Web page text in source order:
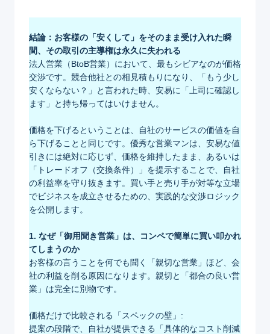
結論：お客様の「安くして」をそのまま受け入れた瞬
間、その取引の主導権は永久に失われる
法人営業（BtoB営業）において、最もシビアなのが価格
交渉です。競合他社との相見積もりになり、「もう少し
安くならない？」と言われた時、安易に「上司に確認し
ます」と持ち帰ってはいけません。
価格を下げるということは、自社のサービスの価値を自
ら下げることと同じです。優秀な営業マンは、安易な値
引きには絶対に応じず、価格を維持したまま、あるいは
「トレードオフ（交換条件）」を提示することで、自社
の利益率を守り抜きます。買い手と売り手が対等な立場
でビジネスを成立させるための、実践的な交渉ロジック
を公開します。
1. なぜ「御用聞き営業」は、コンペで簡単に買い叩かれ
てしまうのか
お客様の言うことを何でも聞く「親切な営業」ほど、会
社の利益を削る原因になります。親切と「都合の良い営
業」は完全に別物です。
価格だけで比較される「スペックの壁」:
提案の段階で、自社が提供できる「具体的なコスト削減